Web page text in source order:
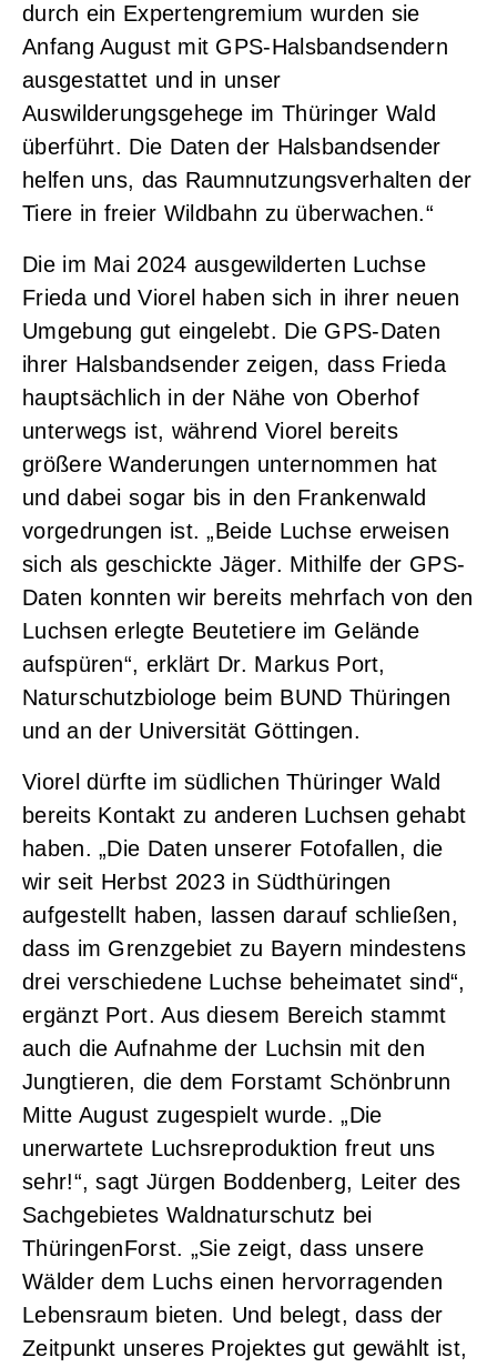
durch ein Expertengremium wurden sie
Anfang August mit GPS-Halsbandsendern
ausgestattet und in unser
Auswilderungsgehege im Thüringer Wald
überführt. Die Daten der Halsbandsender
helfen uns, das Raumnutzungsverhalten der
Tiere in freier Wildbahn zu überwachen.“
Die im Mai 2024 ausgewilderten Luchse
Frieda und Viorel haben sich in ihrer neuen
Umgebung gut eingelebt. Die GPS-Daten
ihrer Halsbandsender zeigen, dass Frieda
hauptsächlich in der Nähe von Oberhof
unterwegs ist, während Viorel bereits
größere Wanderungen unternommen hat
und dabei sogar bis in den Frankenwald
vorgedrungen ist. „Beide Luchse erweisen
sich als geschickte Jäger. Mithilfe der GPS-
Daten konnten wir bereits mehrfach von den
Luchsen erlegte Beutetiere im Gelände
aufspüren“, erklärt Dr. Markus Port,
Naturschutzbiologe beim BUND Thüringen
und an der Universität Göttingen.
Viorel dürfte im südlichen Thüringer Wald
bereits Kontakt zu anderen Luchsen gehabt
haben. „Die Daten unserer Fotofallen, die
wir seit Herbst 2023 in Südthüringen
aufgestellt haben, lassen darauf schließen,
dass im Grenzgebiet zu Bayern mindestens
drei verschiedene Luchse beheimatet sind“,
ergänzt Port. Aus diesem Bereich stammt
auch die Aufnahme der Luchsin mit den
Jungtieren, die dem Forstamt Schönbrunn
Mitte August zugespielt wurde. „Die
unerwartete Luchsreproduktion freut uns
sehr!“, sagt Jürgen Boddenberg, Leiter des
Sachgebietes Waldnaturschutz bei
ThüringenForst. „Sie zeigt, dass unsere
Wälder dem Luchs einen hervorragenden
Lebensraum bieten. Und belegt, dass der
Zeitpunkt unseres Projektes gut gewählt ist,